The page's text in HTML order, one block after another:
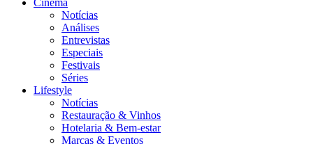
Notícias
Análises
Entrevistas
Especiais
Festivais
Séries
Lifestyle
Notícias
Restauração & Vinhos
Hotelaria & Bem-estar
Marcas & Eventos